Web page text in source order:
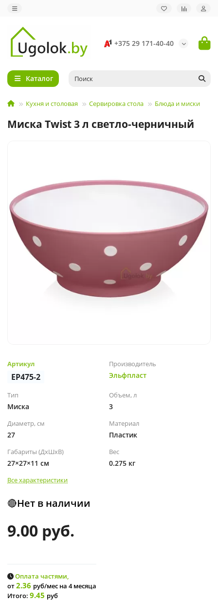
+375 29 171-40-40
Каталог
Кухня и столовая Сервировка стола Блюда и миски
Миска Twist 3 л светло-черничный
Артикул
EP475-2
Производитель
Эльфпласт
Тип
Миска
Объем, л
3
Диаметр, см
27
Материал
Пластик
Габариты (ДхШхВ)
27×27×11 см
Вес
0.275 кг
Все характеристики
🔴Нет в наличии
9.00 руб.
Оплата частями,
от2.36 руб/мес на 4 месяца
Итого: 9.45 руб